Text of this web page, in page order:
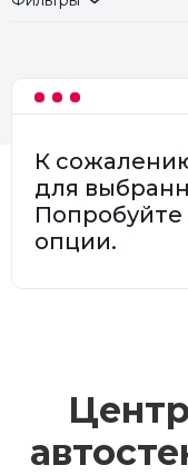
К
для
Попробуйте
опции.